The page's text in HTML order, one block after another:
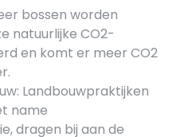
bossen worden
natuurlijke CO2-
en komt er meer CO2
Landbouwpraktijken
name
dragen bij aan de